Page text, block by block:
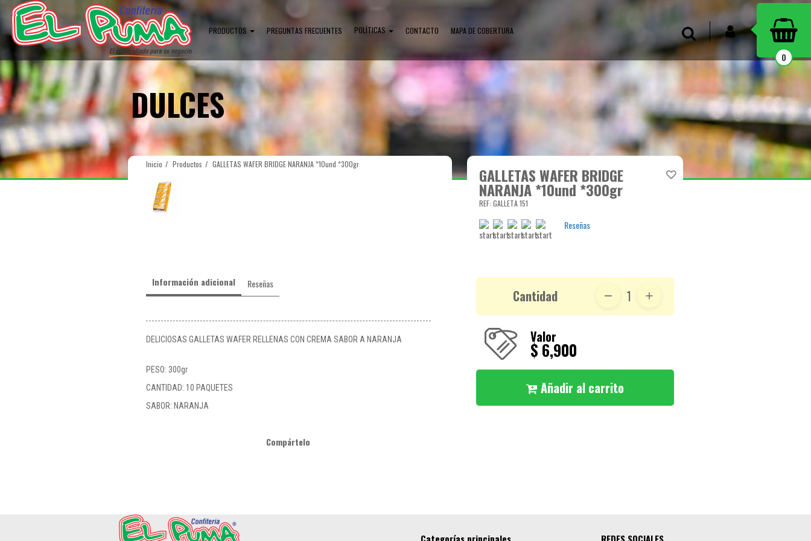
PRODUCTOS PREGUNTAS FRECUENTES POLÍTICAS CONTACTO MAPA DE COBERTURA INICIAR SESIÓN
Buscar
0
DULCES
Inicio Productos GALLETAS WAFER BRIDGE NARANJA *10und *300gr
Información adicional Reseñas
DELICIOSAS GALLETAS WAFER RELLENAS CON CREMA SABOR A NARANJA
PESO: 300gr
CANTIDAD: 10 PAQUETES
SABOR: NARANJA
Compártelo
GALLETAS WAFER BRIDGE
NARANJA *10und *300gr
REF: GALLETA 151
Reseñas
Cantidad 1
Valor
$ 6,900
Añadir al carrito